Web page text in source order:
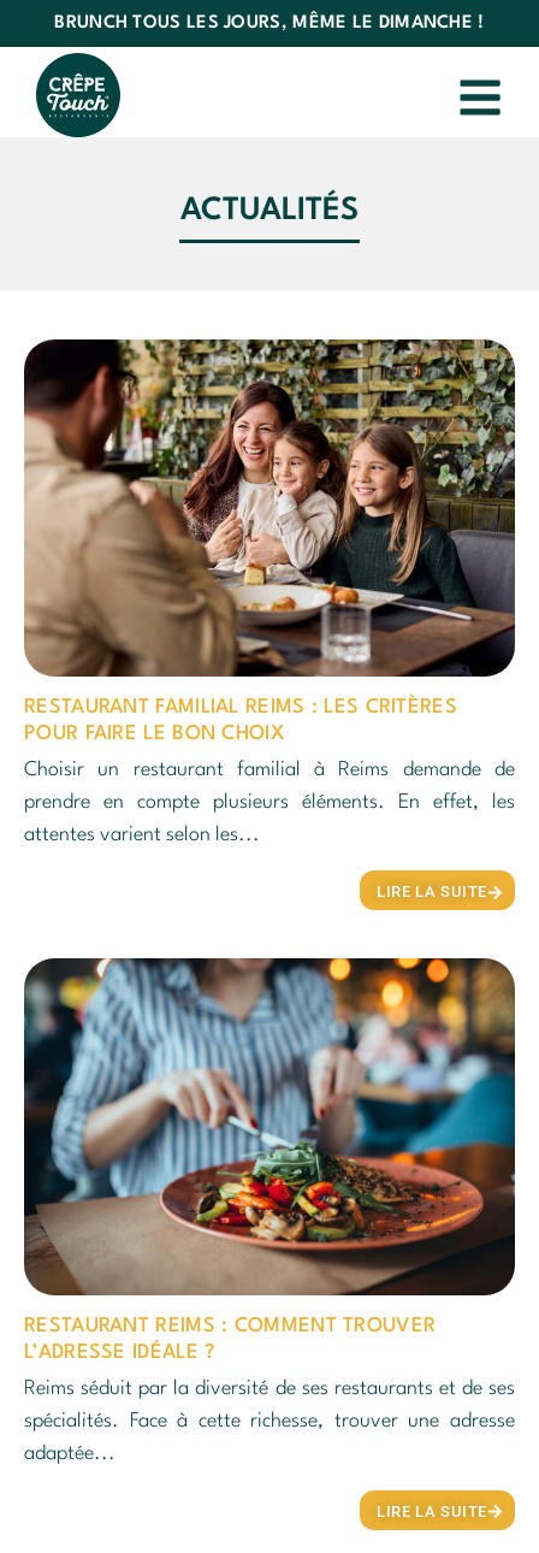
BRUNCH TOUS LES JOURS, MÊME LE DIMANCHE !
ACTUALITÉS
RESTAURANT FAMILIAL REIMS : LES CRITÈRES
POUR FAIRE LE BON CHOIX
Choisir un restaurant familial à Reims demande de
prendre en compte plusieurs éléments. En effet, les
attentes varient selon les...
LIRE LA SUITE
RESTAURANT REIMS : COMMENT TROUVER
L’ADRESSE IDÉALE ?
Reims séduit par la diversité de ses restaurants et de ses
spécialités. Face à cette richesse, trouver une adresse
adaptée...
LIRE LA SUITE